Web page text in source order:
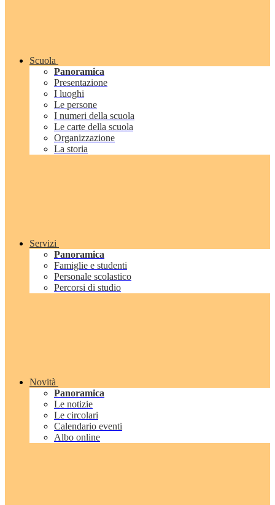
Scuola
Panoramica
Presentazione
I luoghi
Le persone
I numeri della scuola
Le carte della scuola
Organizzazione
La storia
Servizi
Panoramica
Famiglie e studenti
Personale scolastico
Percorsi di studio
Novità
Panoramica
Le notizie
Le circolari
Calendario eventi
Albo online